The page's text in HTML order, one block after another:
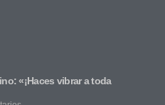
«¡Haces vibrar a toda